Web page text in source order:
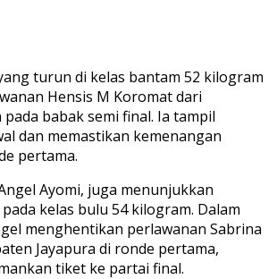
turun di kelas bantam 52 kilogram
Hensis M Koromat dari
pada babak semi final. Ia tampil
dan memastikan kemenangan
pertama.
Ayomi, juga menunjukkan
kelas bulu 54 kilogram. Dalam
menghentikan perlawanan Sabrina
Jayapura di ronde pertama,
tiket ke partai final.